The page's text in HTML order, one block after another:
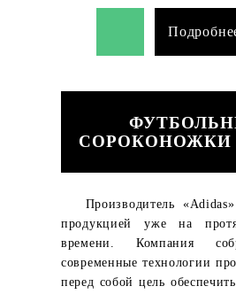
СОРОКОНОЖКИ
Производитель «Adidas»
продукцией уже на
времени. Компания
современные технологии
перед собой цель